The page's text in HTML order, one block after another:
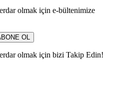
olmak için e-bültenimize
OL
olmak için bizi Takip Edin!